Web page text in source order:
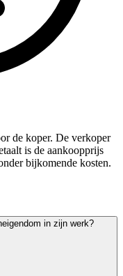
de koper. De verkoper
is de aankoopprijs
bijkomende kosten.
in zijn werk?